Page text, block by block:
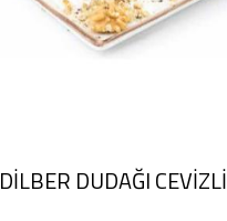
DİLBER DUDAĞI CEVİZLİ